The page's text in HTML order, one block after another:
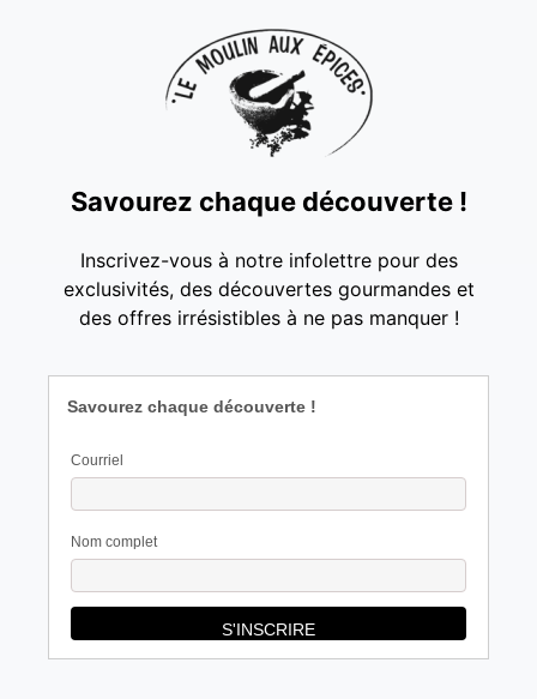
Savourez chaque découverte !
Inscrivez-vous à notre infolettre pour des
exclusivités, des découvertes gourmandes et
des offres irrésistibles à ne pas manquer !
Savourez chaque découverte !
Courriel
Nom complet